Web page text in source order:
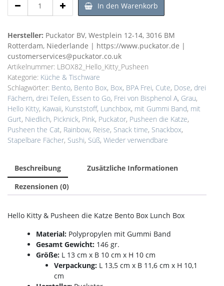
Kitty
Pusheen
die
Katze
Gestapelte
Runde
Bento
Box
Menge
In den Warenkorb
Hersteller: Puckator BV, Westplein 12-14, 3016 BM
Rotterdam, Niederlande | https://www.puckator.de |
customerservices@puckator.co.uk
Artikelnummer: LBOX82_Hello_Kitty_Pusheen
Kategorie: Küche & Tischware
Schlagwörter: Bento, Bento Box, Box, BPA Frei, Cute, Dose, drei
Fächern, drei Teilen, Essen to Go, Frei von Bisphenol A, Grau,
Hello Kitty, Kawaii, Kunststoff, Lunchbox, mit Gummi Band, mit
Gurt, Niedlich, Picknick, Pink, Puckator, Pusheen die Katze,
Pusheen the Cat, Rainbow, Reise, Snack time, Snackbox,
Stapelbare Fächer, Sushi, Süß, Wieder verwendbare
Beschreibung
Zusätzliche Informationen
Rezensionen (0)
Hello Kitty & Pusheen die Katze Bento Box Lunch Box
Material: Polypropylen mit Gummi Band
Gesamt Gewicht: 146 gr.
Größe: L 13 cm x B 10 cm x H 10 cm
Verpackung: L 13,5 cm x B 11,6 cm x H 10,1
cm